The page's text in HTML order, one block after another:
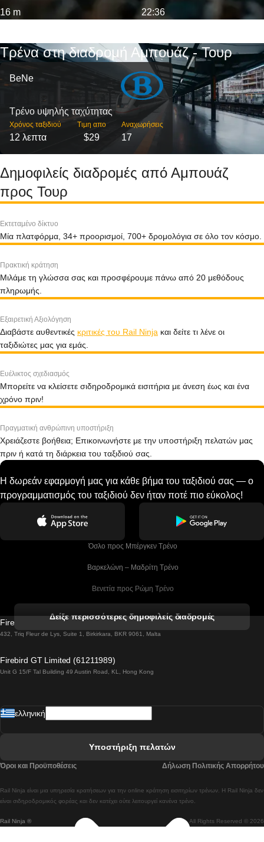
16 m 22:36
Τρένα στη διαδρομή Αμπουάζ - Τουρ
BeNe
Τρένο υψηλής ταχύτητας
Χρόνος ταξιδιού
12 λεπτα
Τιμη απο
$29
Αναχωρήσεις
17
Δημοφιλείς διαδρομές από Αμπουάζ
προς Τουρ
Εκτεταμένο δίκτυο
Μία πλατφόρμα, 34+ προορισμοί, 700+ δρομολόγια σε όλο τον κόσμο.
Πρακτική κράτηση
Μιλάμε τη γλώσσα σας και προσφέρουμε πάνω από 20 μεθόδους
πληρωμής.
Εξαιρετική Αξιολόγηση
Διαβάστε αυθεντικές κριτικές του Rail Ninja και δείτε τι λένε οι
ταξιδιώτες μας για εμάς.
Ευέλικτος σχεδιασμός
Μπορείτε να κλείσετε σιδηροδρομικά εισιτήρια με άνεση έως και ένα
χρόνο πριν!
Πραγματική ανθρώπινη υποστήριξη
Χρειάζεστε βοήθεια; Επικοινωνήστε με την υποστήριξη πελατών μας
πριν ή κατά τη διάρκεια του ταξιδιού σας.
Η δωρεάν εφαρμογή μας για κάθε βήμα του ταξιδιού σας — ο
προγραμματισμός του ταξιδιού δεν ήταν ποτέ πιο εύκολος!
Όσλο προς Μπέργκεν Tρένο
Βαρκελώνη – Μαδρίτη Tρένο
Βενετία προς Ρώμη Τρένο
Βιέννη προς Σάλτσμπουργκ Τρένα
Βουδαπέστη προς Πράγα Tρένο
Λισαβόνα προς Λάγος Tρένο
Λισαβόνα προς Μαδρίτη Τρένα
Δείξε περισσότερες δημοφιλείς διαδρομές
Firebird GT Limited (OC 1451)
432, Triq Fleur de Lys, Suite 1, Birkirkara, BKR 9061, Malta
Firebird GT Limited (61211989)
Unit G 15/F Tal Building 49 Austin Road, KL, Hong Kong
Rail Ninja ® All Rights Reserved © 2026
Rail Ninja είναι μια υπηρεσία κρατήσεων για την online κράτηση εισιτηρίων τρένων. Η Rail Ninja δεν
είναι σιδηροδρομικός φορέας και δεν κατέχει ούτε λειτουργεί κανένα τρένο.
ελληνική
Υποστήριξη πελατών
Όροι και Προϋποθέσεις Δήλωση Πολιτικής Απορρήτου